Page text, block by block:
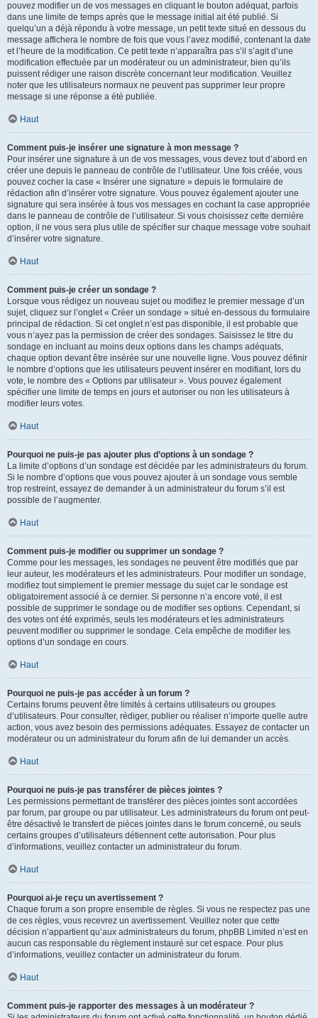
pouvez modifier un de vos messages en cliquant le bouton adéquat, parfois
dans une limite de temps après que le message initial ait été publié. Si
quelqu’un a déjà répondu à votre message, un petit texte situé en dessous du
message affichera le nombre de fois que vous l’avez modifié, contenant la date
et l’heure de la modification. Ce petit texte n’apparaîtra pas s’il s’agit d’une
modification effectuée par un modérateur ou un administrateur, bien qu’ils
puissent rédiger une raison discrète concernant leur modification. Veuillez
noter que les utilisateurs normaux ne peuvent pas supprimer leur propre
message si une réponse a été publiée.
Haut
Comment puis-je insérer une signature à mon message ?
Pour insérer une signature à un de vos messages, vous devez tout d’abord en
créer une depuis le panneau de contrôle de l’utilisateur. Une fois créée, vous
pouvez cocher la case « Insérer une signature » depuis le formulaire de
rédaction afin d’insérer votre signature. Vous pouvez également ajouter une
signature qui sera insérée à tous vos messages en cochant la case appropriée
dans le panneau de contrôle de l’utilisateur. Si vous choisissez cette dernière
option, il ne vous sera plus utile de spécifier sur chaque message votre souhait
d’insérer votre signature.
Haut
Comment puis-je créer un sondage ?
Lorsque vous rédigez un nouveau sujet ou modifiez le premier message d’un
sujet, cliquez sur l’onglet « Créer un sondage » situé en-dessous du formulaire
principal de rédaction. Si cet onglet n’est pas disponible, il est probable que
vous n’ayez pas la permission de créer des sondages. Saisissez le titre du
sondage en incluant au moins deux options dans les champs adéquats,
chaque option devant être insérée sur une nouvelle ligne. Vous pouvez définir
le nombre d’options que les utilisateurs peuvent insérer en modifiant, lors du
vote, le nombre des « Options par utilisateur ». Vous pouvez également
spécifier une limite de temps en jours et autoriser ou non les utilisateurs à
modifier leurs votes.
Haut
Pourquoi ne puis-je pas ajouter plus d’options à un sondage ?
La limite d’options d’un sondage est décidée par les administrateurs du forum.
Si le nombre d’options que vous pouvez ajouter à un sondage vous semble
trop restreint, essayez de demander à un administrateur du forum s’il est
possible de l’augmenter.
Haut
Comment puis-je modifier ou supprimer un sondage ?
Comme pour les messages, les sondages ne peuvent être modifiés que par
leur auteur, les modérateurs et les administrateurs. Pour modifier un sondage,
modifiez tout simplement le premier message du sujet car le sondage est
obligatoirement associé à ce dernier. Si personne n’a encore voté, il est
possible de supprimer le sondage ou de modifier ses options. Cependant, si
des votes ont été exprimés, seuls les modérateurs et les administrateurs
peuvent modifier ou supprimer le sondage. Cela empêche de modifier les
options d’un sondage en cours.
Haut
Pourquoi ne puis-je pas accéder à un forum ?
Certains forums peuvent être limités à certains utilisateurs ou groupes
d’utilisateurs. Pour consulter, rédiger, publier ou réaliser n’importe quelle autre
action, vous avez besoin des permissions adéquates. Essayez de contacter un
modérateur ou un administrateur du forum afin de lui demander un accès.
Haut
Pourquoi ne puis-je pas transférer de pièces jointes ?
Les permissions permettant de transférer des pièces jointes sont accordées
par forum, par groupe ou par utilisateur. Les administrateurs du forum ont peut-
être désactivé le transfert de pièces jointes dans le forum concerné, ou seuls
certains groupes d’utilisateurs détiennent cette autorisation. Pour plus
d’informations, veuillez contacter un administrateur du forum.
Haut
Pourquoi ai-je reçu un avertissement ?
Chaque forum a son propre ensemble de règles. Si vous ne respectez pas une
de ces règles, vous recevrez un avertissement. Veuillez noter que cette
décision n’appartient qu’aux administrateurs du forum, phpBB Limited n’est en
aucun cas responsable du règlement instauré sur cet espace. Pour plus
d’informations, veuillez contacter un administrateur du forum.
Haut
Comment puis-je rapporter des messages à un modérateur ?